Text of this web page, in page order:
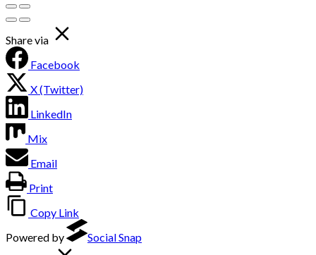
Share via
Facebook
X (Twitter)
LinkedIn
Mix
Email
Print
Copy Link
Powered by
Social Snap